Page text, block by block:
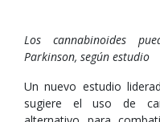
Los cannabinoides
Parkinson, según estudio
Un nuevo estudio
sugiere el uso de